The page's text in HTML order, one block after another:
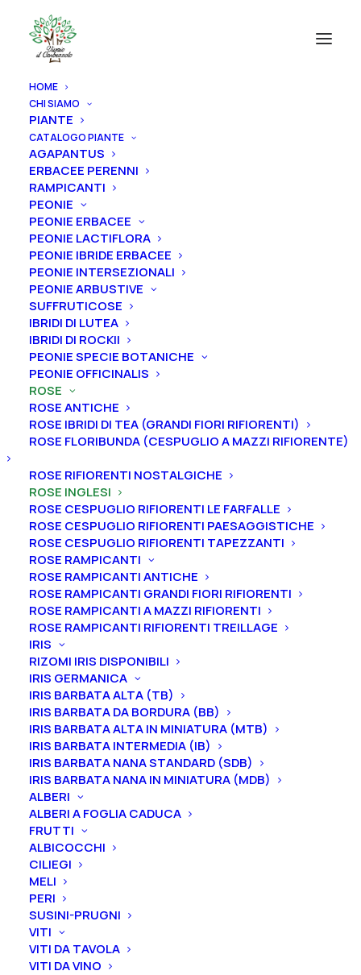
HOME
CHI SIAMO
PIANTE
CATALOGO PIANTE
AGAPANTUS
ERBACEE PERENNI
RAMPICANTI
PEONIE
PEONIE ERBACEE
PEONIE LACTIFLORA
PEONIE IBRIDE ERBACEE
PEONIE INTERSEZIONALI
PEONIE ARBUSTIVE
SUFFRUTICOSE
IBRIDI DI LUTEA
IBRIDI DI ROCKII
PEONIE SPECIE BOTANICHE
PEONIE OFFICINALIS
ROSE
ROSE ANTICHE
ROSE IBRIDI DI TEA (GRANDI FIORI RIFIORENTI)
ROSE FLORIBUNDA (CESPUGLIO A MAZZI RIFIORENTE)
ROSE RIFIORENTI NOSTALGICHE
ROSE INGLESI
ROSE CESPUGLIO RIFIORENTI LE FARFALLE
ROSE CESPUGLIO RIFIORENTI PAESAGGISTICHE
ROSE CESPUGLIO RIFIORENTI TAPEZZANTI
ROSE RAMPICANTI
ROSE RAMPICANTI ANTICHE
ROSE RAMPICANTI GRANDI FIORI RIFIORENTI
ROSE RAMPICANTI A MAZZI RIFIORENTI
ROSE RAMPICANTI RIFIORENTI TREILLAGE
IRIS
RIZOMI IRIS DISPONIBILI
IRIS GERMANICA
IRIS BARBATA ALTA (TB)
IRIS BARBATA DA BORDURA (BB)
IRIS BARBATA ALTA IN MINIATURA (MTB)
IRIS BARBATA INTERMEDIA (IB)
IRIS BARBATA NANA STANDARD (SDB)
IRIS BARBATA NANA IN MINIATURA (MDB)
ALBERI
ALBERI A FOGLIA CADUCA
FRUTTI
ALBICOCCHI
CILIEGI
MELI
PERI
SUSINI-PRUGNI
VITI
VITI DA TAVOLA
VITI DA VINO
Home Rose
Rose inglesi
Rosa cespuglio rifiorente
inglese “Harlow Carr®”
27,00€
La Rosa “Harlow Carr®” ha fiori rosa che appena
sbocciati assomigliano a delle piccole coppe e poi
evolvono e si trasformano in fiori a rosetta poco
profonda, con bottone centrale e dall’intensa
fragranza. È una varietà molto vigorosa e sana con
portamento arrotondato.
Dimensione vaso
Rosa
cespuglio
rifiorente
inglese
"Harlow
Carr®"
quantità
Ordina subito questo prodotto!
Puoi acquistare ora questo prodotto contattandoci e
indicando la dimensione del vaso desiderata e la
quantità